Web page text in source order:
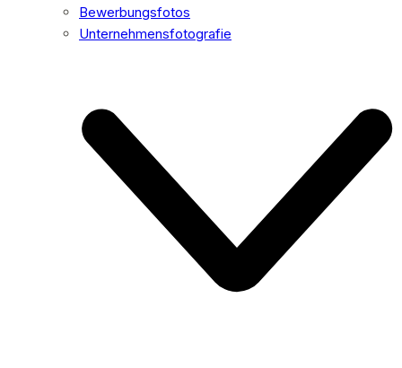
Bewerbungsfotos
Unternehmensfotografie